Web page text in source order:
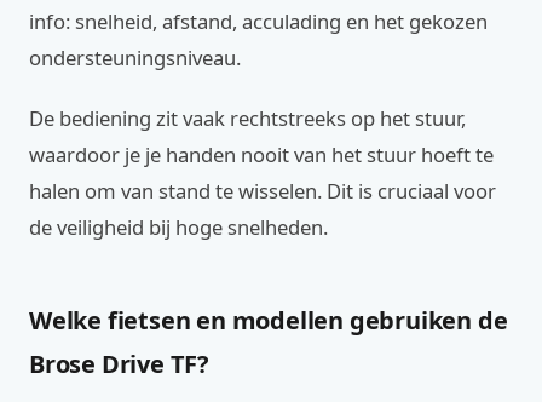
info: snelheid, afstand, acculading en het gekozen
ondersteuningsniveau.
De bediening zit vaak rechtstreeks op het stuur,
waardoor je je handen nooit van het stuur hoeft te
halen om van stand te wisselen. Dit is cruciaal voor
de veiligheid bij hoge snelheden.
Welke fietsen en modellen gebruiken de
Brose Drive TF?